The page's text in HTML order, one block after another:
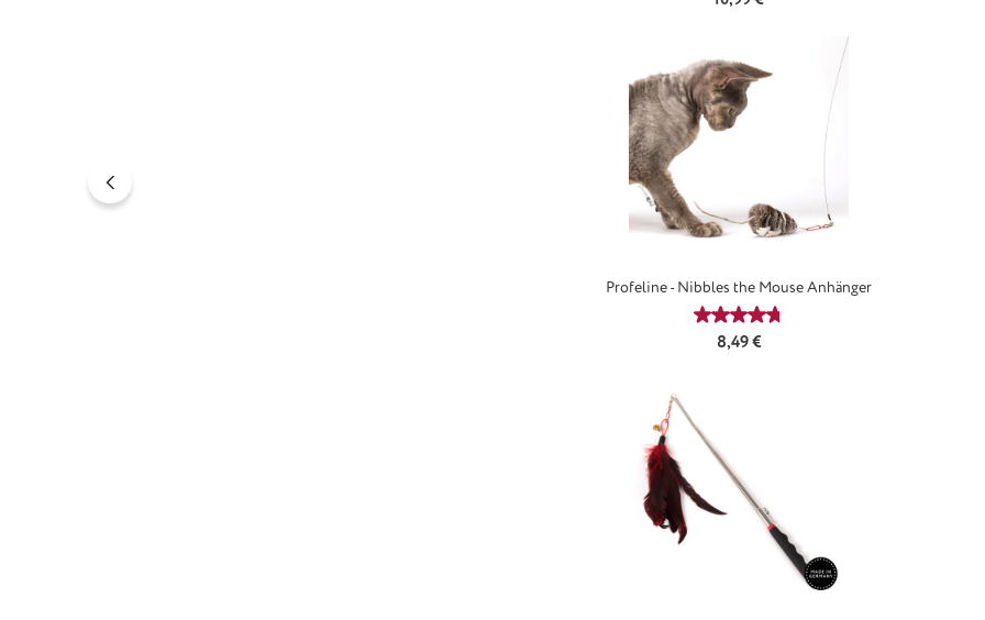
Profeline - Nibbles the Mouse Anhänger
Durchschnittliche Bewertung von
Regulärer Preis:
8,49 €